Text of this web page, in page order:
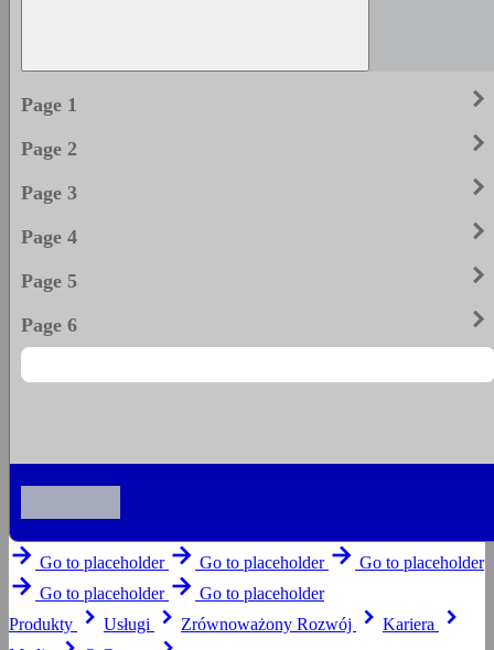
Page 1 keyboard_arrow_right
Page 2 keyboard_arrow_right
Page 3 keyboard_arrow_right
Page 4 keyboard_arrow_right
Page 5 keyboard_arrow_right
Page 6 keyboard_arrow_right
arrow_forward Go to placeholder arrow_forward Go to placeholder arrow_forward Go to placeholder
arrow_forward Go to placeholder arrow_forward Go to placeholder
Produkty
keyboard_arrow_right Usługi keyboard_arrow_right Zrównoważony Rozwój keyboard_arrow_right Kariera keyboard_arrow_right